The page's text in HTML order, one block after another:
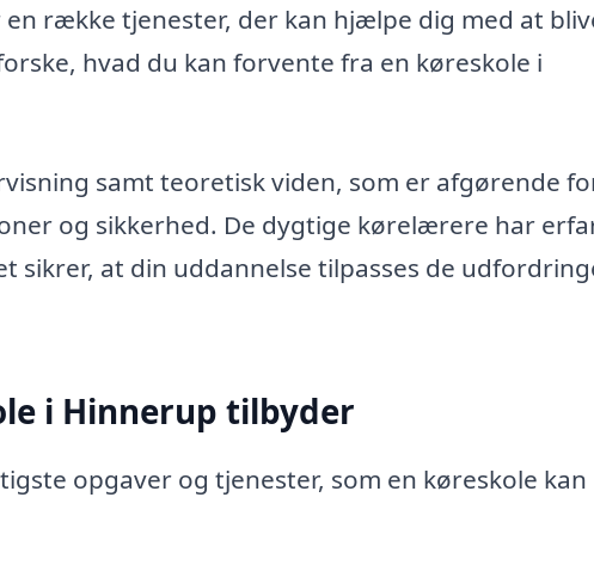
række tjenester, der kan hjælpe dig med at
hvad du kan forvente fra en køreskole i
samt teoretisk viden, som er afgørende
og sikkerhed. De dygtige kørelærere har
sikrer, at din uddannelse tilpasses de
i Hinnerup tilbyder
opgaver og tjenester, som en køreskole kan